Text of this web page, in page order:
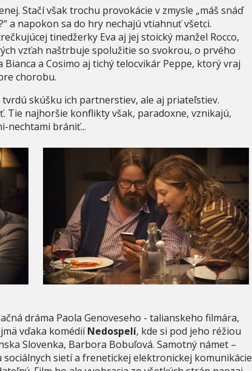
Stačí však trochu provokácie v zmysle „máš snáď
a napokon sa do hry nechajú vtiahnuť všetci.
tinedžerky Eva aj jej stoický manžel Rocco,
vzťah naštrbuje spolužitie so svokrou, o prvého
a Cosimo aj tichý telocvikár Peppe, ktorý vraj
chorobu.
skúšku ich partnerstiev, ale aj priateľstiev.
Tie najhoršie konflikty však, paradoxne, vznikajú,
nechtami brániť...
dráma Paola Genoveseho - talianskeho filmára,
vďaka komédiíNedospelí, kde si pod jeho réžiou
Slovenka, Barbora Bobuľová. Samotný námet –
sietí a frenetickej elektronickej komunikácie